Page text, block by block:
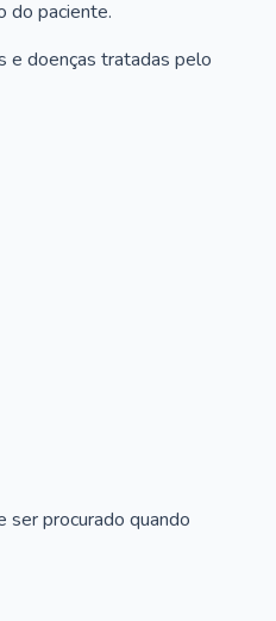
do paciente.
e doenças tratadas pelo
procurado quando